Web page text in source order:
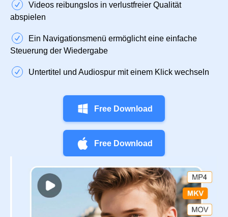
Videos reibungslos in verlustfreier Qualität
abspielen
Ein Navigationsmenü ermöglicht eine einfache
Steuerung der Wiedergabe
Untertitel und Audiospur mit einem Klick wechseln
Free Download
Free Download